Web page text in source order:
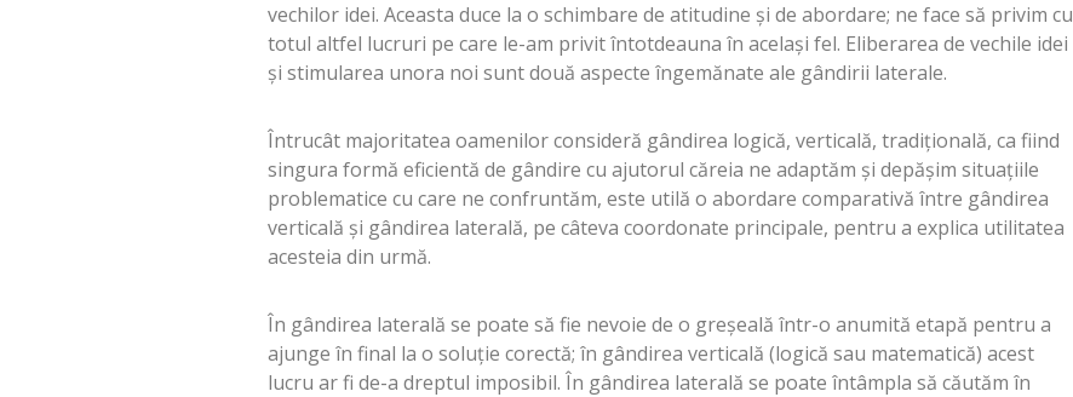
vechilor idei. Aceasta duce la o schimbare de atitudine și de abordare; ne face să privim cu
totul altfel lucruri pe care le-am privit întotdeauna în același fel. Eliberarea de vechile idei
și stimularea unora noi sunt două aspecte îngemănate ale gândirii laterale.
Întrucât majoritatea oamenilor consideră gândirea logică, verticală, tradițională, ca fiind
singura formă eficientă de gândire cu ajutorul căreia ne adaptăm și depășim situațiile
problematice cu care ne confruntăm, este utilă o abordare comparativă între gândirea
verticală și gândirea laterală, pe câteva coordonate principale, pentru a explica utilitatea
acesteia din urmă.
În gândirea laterală se poate să fie nevoie de o greșeală într-o anumită etapă pentru a
ajunge în final la o soluție corectă; în gândirea verticală (logică sau matematică) acest
lucru ar fi de-a dreptul imposibil. În gândirea laterală se poate întâmpla să căutăm în